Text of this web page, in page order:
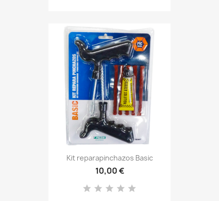
Kit reparapinchazos Basic
10,00 €